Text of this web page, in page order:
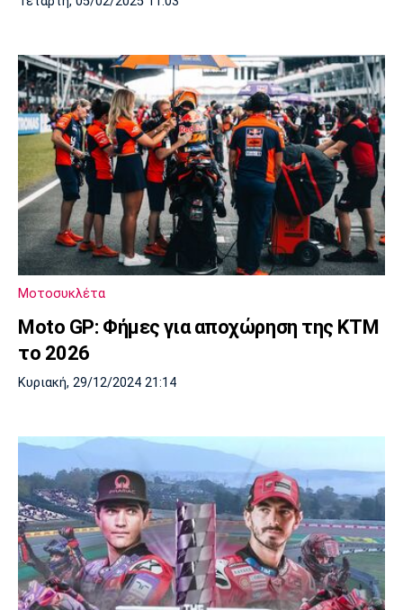
Μοτοσυκλέτα
Moto GP: Φήμες για αποχώρηση της ΚΤΜ
το 2026
Κυριακή, 29/12/2024 21:14